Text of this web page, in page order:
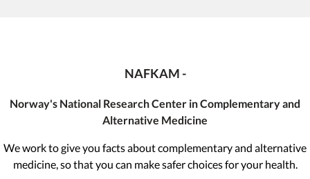
NAFKAM -
Norway's National Research Center in Complementary and
Alternative Medicine
We work to give you facts about complementary and alternative
medicine, so that you can make safer choices for your health.